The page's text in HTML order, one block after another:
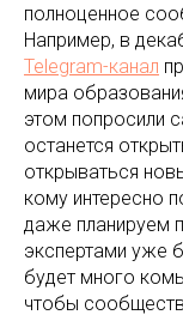
полноценное
Например, в
Telegram-канал
мира
этом попросили
останется
открываться
кому интересно
даже планируем
экспертами уже
будет много
чтобы